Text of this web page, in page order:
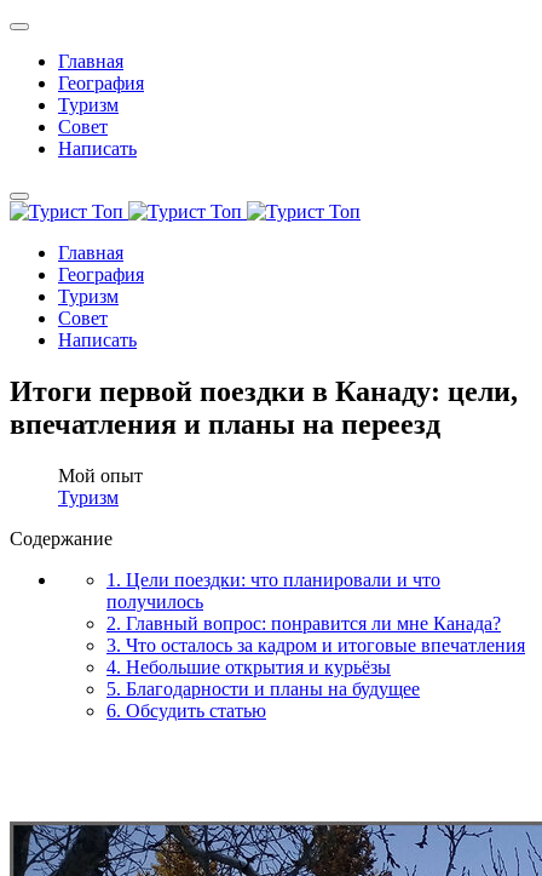
Главная
География
Туризм
Совет
Написать
Главная
География
Туризм
Совет
Написать
Итоги первой поездки в Канаду: цели,
впечатления и планы на переезд
Мой опыт
Туризм
Содержание
1. Цели поездки: что планировали и что
получилось
2. Главный вопрос: понравится ли мне Канада?
3. Что осталось за кадром и итоговые впечатления
4. Небольшие открытия и курьёзы
5. Благодарности и планы на будущее
6. Обсудить статью